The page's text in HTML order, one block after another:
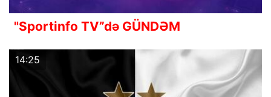
"Sportinfo TV”də GÜNDƏM
14:25